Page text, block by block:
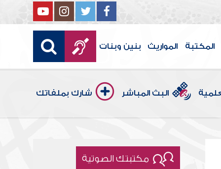
المكتبة المواريث بنين وبنات
البث المباشر شارك بملفاتك
مكتبتك الصوتية